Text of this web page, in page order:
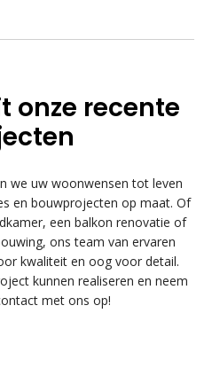
onze recente
we uw woonwensen tot leven
en bouwprojecten op maat. Of
een balkon renovatie of
ons team van ervaren
kwaliteit en oog voor detail.
kunnen realiseren en neem
met ons op!